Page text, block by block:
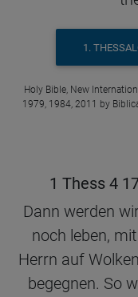
1.
Holy Bible, New
1979, 1984, 2011 by
1 Thess 4
Dann werden
noch leben,
Herrn auf
begegnen. So